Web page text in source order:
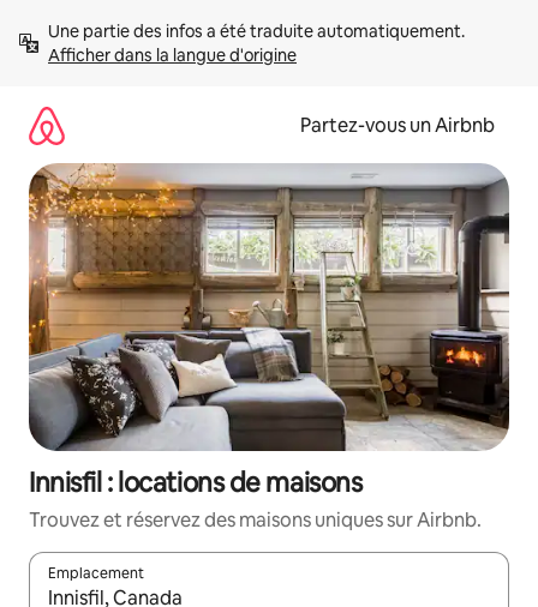
directement
Afficher dans la langue d'origine
Partez-vous un Airbnb
Innisfil : locations de maisons
Trouvez et réservez des maisons uniques sur Airbnb.
Emplacement
Quand les résultats sont affichés, parcourez-les en utilisant